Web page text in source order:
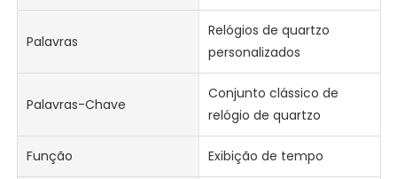
Palavras
Relógios de quartzo
personalizados
Palavras-Chave
Conjunto clássico de
relógio de quartzo
Função Exibição de tempo